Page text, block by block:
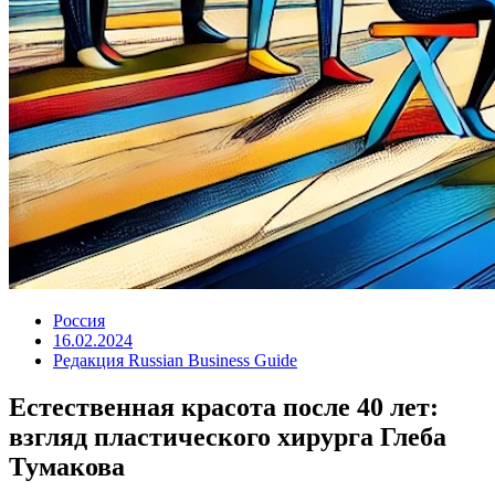
Россия
16.02.2024
Редакция Russian Business Guide
Естественная красота после 40 лет:
взгляд пластического хирурга Глеба
Тумакова